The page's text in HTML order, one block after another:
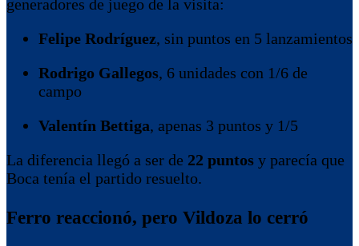
generadores de juego de la visita:
Felipe Rodríguez, sin puntos en 5 lanzamientos
Rodrigo Gallegos, 6 unidades con 1/6 de
campo
Valentín Bettiga, apenas 3 puntos y 1/5
La diferencia llegó a ser de 22 puntos y parecía que
Boca tenía el partido resuelto.
Ferro reaccionó, pero Vildoza lo cerró